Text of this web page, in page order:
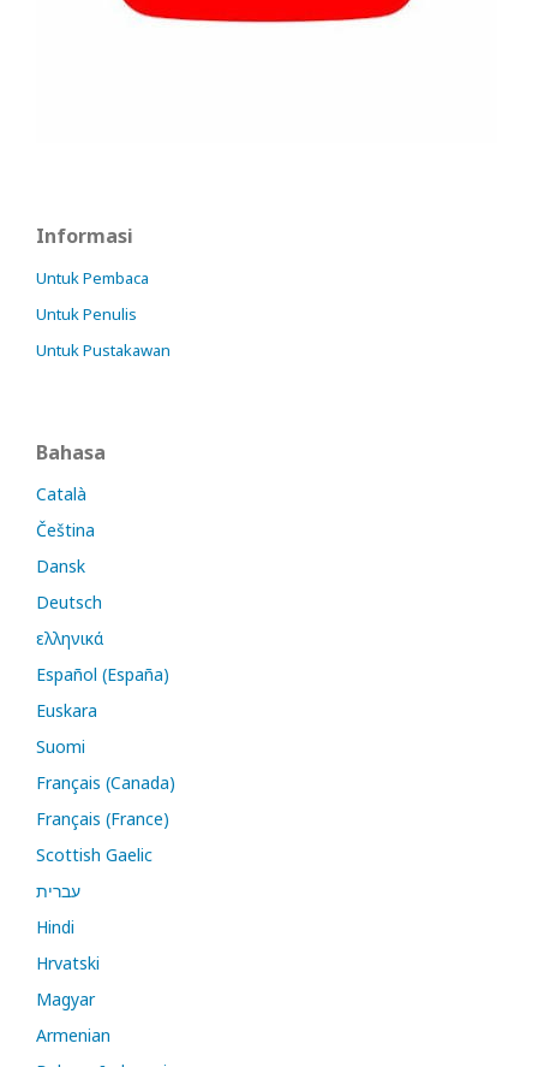
Informasi
Untuk Pembaca
Untuk Penulis
Untuk Pustakawan
Bahasa
Català
Čeština
Dansk
Deutsch
ελληνικά
Español (España)
Euskara
Suomi
Français (Canada)
Français (France)
Scottish Gaelic
עברית
Hindi
Hrvatski
Magyar
Armenian